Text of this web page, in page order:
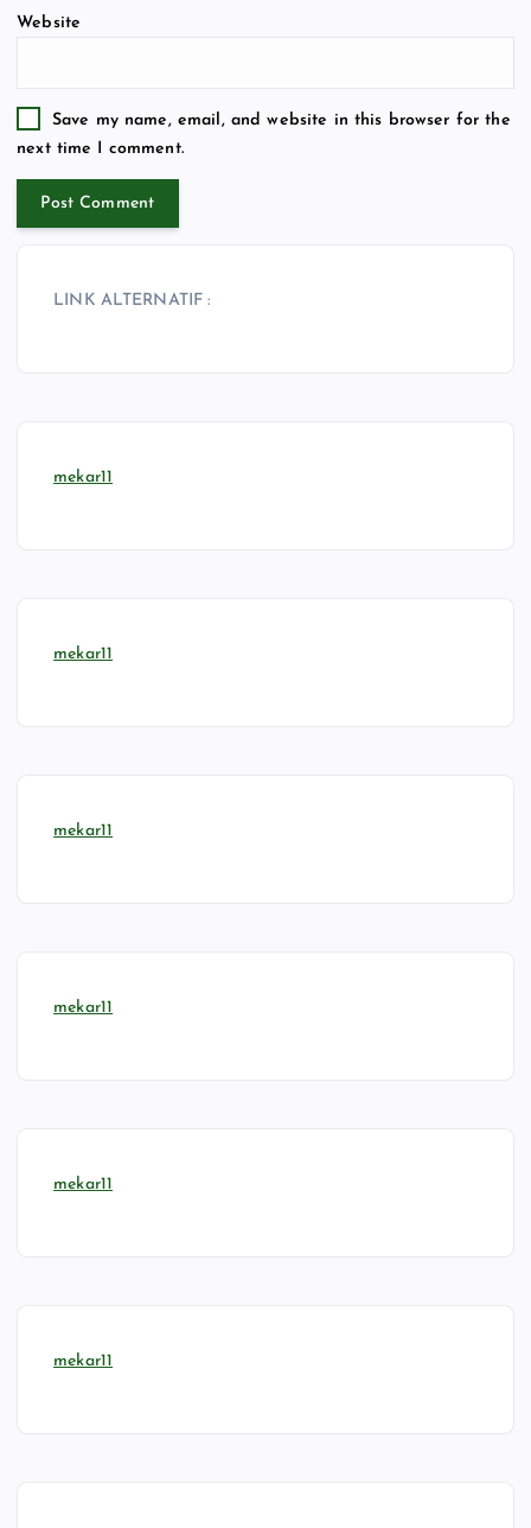
Website
Save my name, email, and website in this browser for the
next time I comment.
LINK ALTERNATIF :
mekar11
mekar11
mekar11
mekar11
mekar11
mekar11